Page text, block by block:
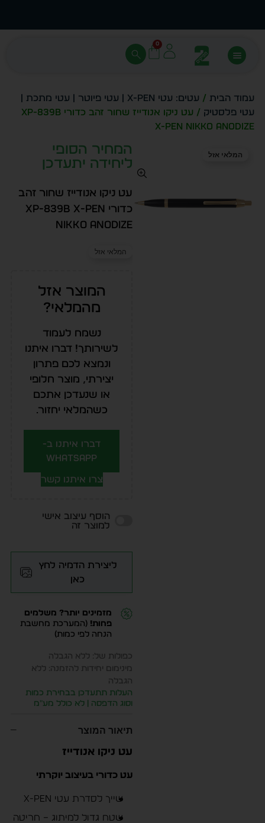
0
עמוד הבית /
עטים: עטי X-PEN | עטי פיוטר | עטי מתכת |
עטי פלסטיק
/ עט ניקו אנודייז שחור זהב כדורי XP-839b
X-Pen NIKKO Anodize
עט ניקו אנודייז שחור זהב
כדורי XP-839b X-Pen
NIKKO Anodize
המלאי אזל
המוצר אזל
מהמלאי?
נשמח לעמוד
לשירותך! דברו איתנו
ונמצא לכם פתרון
יצירתי, מוצר חלופי
או שנעדכן אתכם
כשהמלאי יחזור.
דברו איתנו ב-
WhatsApp
צרו איתנו קשר
הוסף עיצוב אישי
למוצר זה
ליצירת הדמיה לחץ
כאן
מזמינים יותר? משלמים
פחות! (המערכת מחשבת
הנחה לפי כמות)
כפולות של: ללא הגבלה
מינימום יחידות להזמנה: ללא
הגבלה
המחיר הסופי
ליחידה יתעדכן
העלות תתעדכן בבחירת כמות
וסוג הדפסה | לא כולל מע״מ
תיאור המוצר
עט ניקו אנודייז
עט כדורי בעיצוב יוקרתי
שייך לסדרת עטי X-PEN
שטח גדול למיתוג – חריטה
המלאי אזל